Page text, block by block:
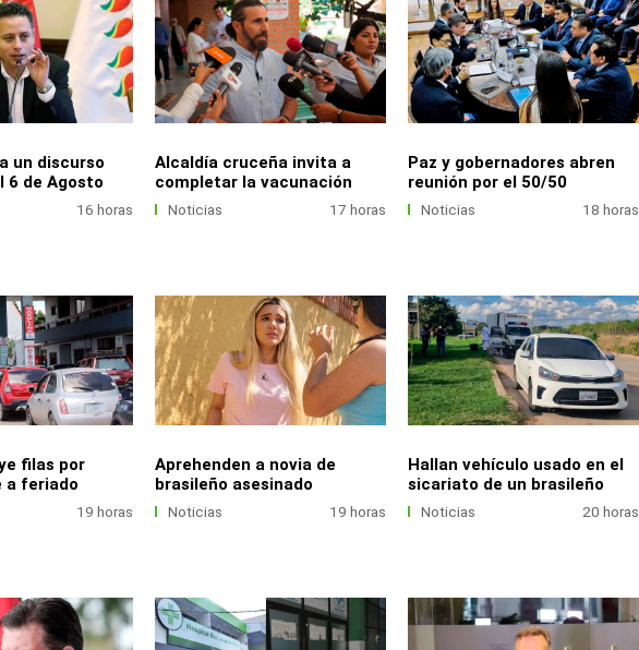
un discurso
6 de Agosto
16 horas
Alcaldía cruceña invita a
completar la vacunación
Noticias 17 horas
Paz y gobernadores abren
reunión por el 50/50
Noticias 18 horas
filas por
a feriado
19 horas
Aprehenden a novia de
brasileño asesinado
Noticias 19 horas
Hallan vehículo usado en el
sicariato de un brasileño
Noticias 20 horas